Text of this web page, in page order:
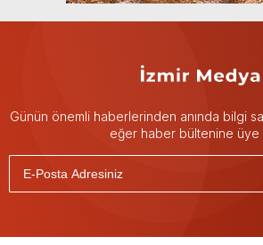
Günün önemli haberlerinden anında bilgi
eğer haber bültenine üye